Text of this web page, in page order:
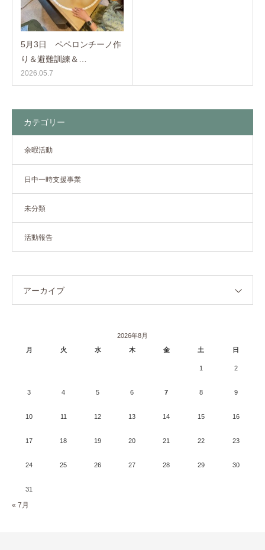
5月3日 ペペロンチーノ作
り＆避難訓練＆…
2026.05.7
カテゴリー
余暇活動
日中一時支援事業
未分類
活動報告
アーカイブ
2026年8月
月
火 水 木 金 土 日
1 2
3 4 5 6 7 8 9
10 11 12 13 14 15 16
17 18 19 20 21 22 23
24 25 26 27 28 29 30
31
« 7月